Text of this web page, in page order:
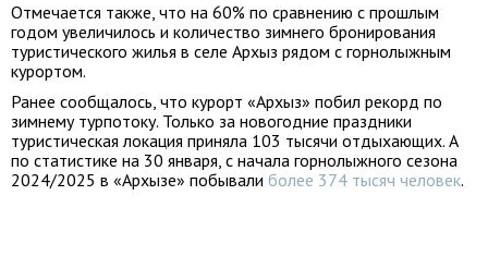
Отмечается также, что на 60% по сравнению с прошлым
годом увеличилось и количество зимнего бронирования
туристического жилья в селе Архыз рядом с горнолыжным
курортом.
Ранее сообщалось, что курорт «Архыз» побил рекорд по
зимнему турпотоку. Только за новогодние праздники
туристическая локация приняла 103 тысячи отдыхающих. А
по статистике на 30 января, с начала горнолыжного сезона
2024/2025 в «Архызе» побывали более 374 тысяч человек.